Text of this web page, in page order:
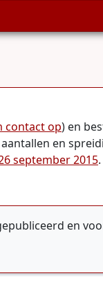
contact op) en
en
september 2015.
en